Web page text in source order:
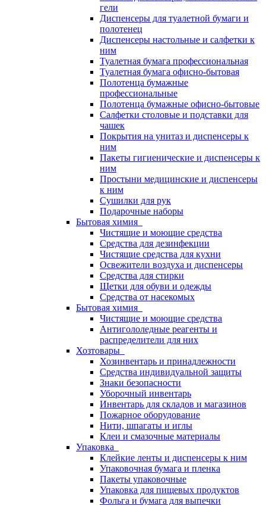
гели
Диспенсеры для туалетной бумаги и
полотенец
Диспенсеры настольные и салфетки к
ним
Туалетная бумага профессиональная
Туалетная бумага офисно-бытовая
Полотенца бумажные
профессиональные
Полотенца бумажные офисно-бытовые
Салфетки столовые и подставки для
чашек
Покрытия на унитаз и диспенсеры к
ним
Пакеты гигиенические и диспенсеры к
ним
Простыни медицинские и диспенсеры
к ним
Сушилки для рук
Подарочные наборы
Бытовая химия
Чистящие и моющие средства
Средства для дезинфекции
Чистящие средства для кухни
Освежители воздуха и диспенсеры
Средства для стирки
Щетки для обуви и одежды
Средства от насекомых
Бытовая химия
Чистящие и моющие средства
Антигололедные реагенты и
распределители для них
Хозтовары
Хозинвентарь и принадлежности
Средства индивидуальной защиты
Знаки безопасности
Уборочный инвентарь
Инвентарь для складов и магазинов
Пожарное оборудование
Нити, шпагаты и иглы
Клеи и смазочные материалы
Упаковка
Клейкие ленты и диспенсеры к ним
Упаковочная бумага и пленка
Пакеты упаковочные
Упаковка для пищевых продуктов
Фольга и бумага для выпечки